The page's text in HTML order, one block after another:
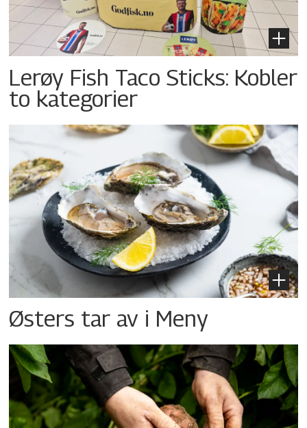
Lerøy Fish Taco Sticks: Kobler
to kategorier
Østers tar av i Meny